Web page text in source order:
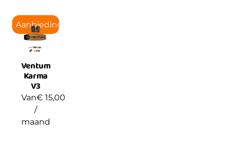
Aanbieding!
Ventum
Karma
V3
Van€ 15,00
/
maand